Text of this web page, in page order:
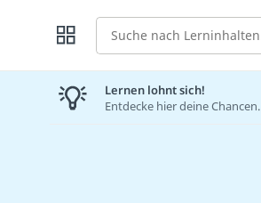
Suche
Lernen lohnt sich!
Entdecke hier deine Chancen.